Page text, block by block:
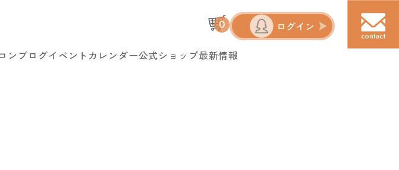
0 ログイン
ン ブログイベントカレンダー公式ショップ最新情報